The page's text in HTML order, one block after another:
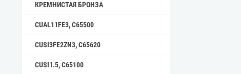
КРЕМНИСТАЯ БРОНЗА
CUAL11FE3, C65500
CUSI3FE2ZN3, C65620
CUSI1.5, C65100